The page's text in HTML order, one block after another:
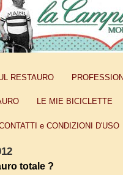
RESTAURO
LE MIE BICICLETTE
e CONDIZIONI D'USO
totale ?